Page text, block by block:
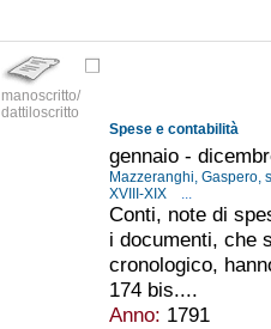
manoscritto/
dattiloscritto
Spese e contabilità
gennaio -
Mazzeranghi, Gaspero,
XVIII-XIX
...
Conti, note di
i documenti, che
cronologico,
174 bis....
Anno: 1791